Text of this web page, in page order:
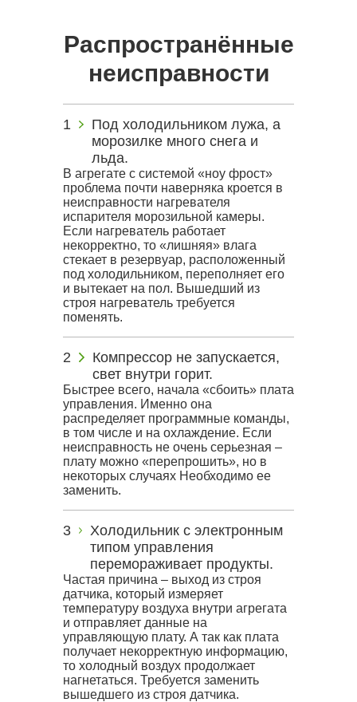
Распространённые
неисправности
Под холодильником лужа, а
морозилке много снега и
льда.
В агрегате с системой «ноу фрост»
проблема почти наверняка кроется в
неисправности нагревателя
испарителя морозильной камеры.
Если нагреватель работает
некорректно, то «лишняя» влага
стекает в резервуар, расположенный
под холодильником, переполняет его
и вытекает на пол. Вышедший из
строя нагреватель требуется
поменять.
Компрессор не запускается,
свет внутри горит.
Быстрее всего, начала «сбоить» плата
управления. Именно она
распределяет программные команды,
в том числе и на охлаждение. Если
неисправность не очень серьезная –
плату можно «перепрошить», но в
некоторых случаях Необходимо ее
заменить.
Холодильник с электронным
типом управления
перемораживает продукты.
Частая причина – выход из строя
датчика, который измеряет
температуру воздуха внутри агрегата
и отправляет данные на
управляющую плату. А так как плата
получает некорректную информацию,
то холодный воздух продолжает
нагнетаться. Требуется заменить
вышедшего из строя датчика.